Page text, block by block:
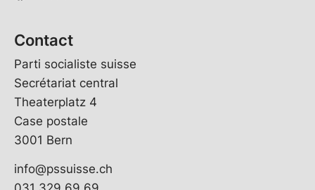
Contact
Parti socialiste suisse
Secrétariat central
Theaterplatz 4
Case postale
3001 Bern
info@pssuisse.ch